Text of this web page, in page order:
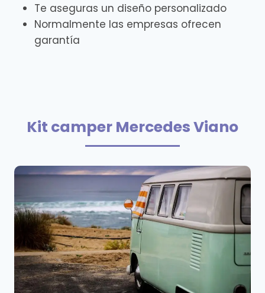
Te aseguras un diseño personalizado
Normalmente las empresas ofrecen
garantía
Kit camper Mercedes Viano